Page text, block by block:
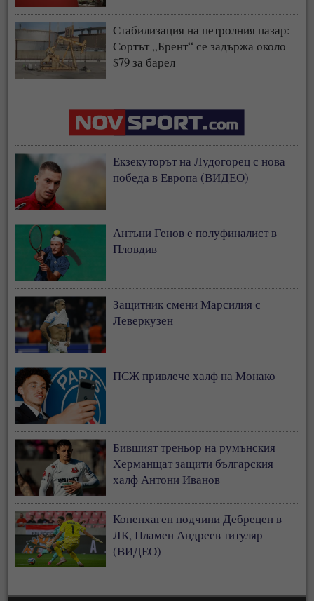
Стабилизация на петролния пазар:
Сортът „Брент“ се задържа около
$79 за барел
Екзекуторът на Лудогорец с нова
победа в Европа (ВИДЕО)
Антъни Генов е полуфиналист в
Пловдив
Защитник смени Марсилия с
Леверкузен
ПСЖ привлече халф на Монако
Бившият треньор на румънския
Херманщат защити българския
халф Антони Иванов
Копенхаген подчини Дебрецен в
ЛК, Пламен Андреев титуляр
(ВИДЕО)